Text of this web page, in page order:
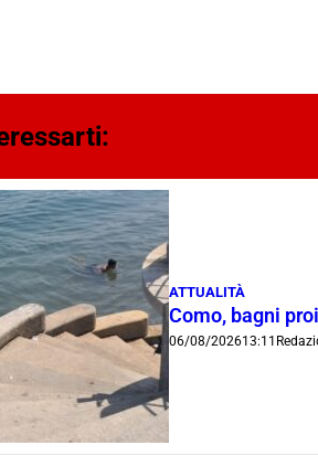
ATTUALITÀ
Como, bagni
06/08/202613:11